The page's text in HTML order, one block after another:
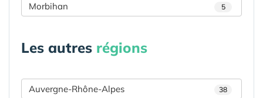
Morbihan 5
Les autres régions
Auvergne-Rhône-Alpes 38